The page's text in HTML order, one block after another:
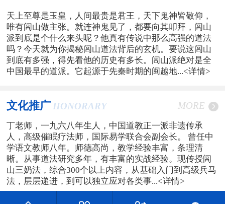
天上至尊是玉皇，人间最贵是君王，天下鬼神皆敬仰，
唯有闾山做主张。就连神鬼见了，都要向其叩拜，闾山
派到底是个什么来头呢？他真有传说中那么高强的道法
吗？今天就为你揭秘闾山道法背后的玄机。要说这闾山
到底有多强，得先看他的历史有多长。闾山派绝对是全
中国最早的道派。它起源于先秦时期的闽越地...<详情>
文化推广 HONORARY MORE
丁老师，一九六八年生人，中国道教正一派非遗传承
人，高级催眠疗法师，国际易学联合会副会长。 曾任中
学语文教师八年。师德高尚，教学经验丰富，条理清
晰。从事道法研究多年，有丰富的实战经验。现传授闾
山三奶法，综合300个以上内容，从基础入门到高级兵马
法，层层递进，到可以独立应对各类事...<详情>